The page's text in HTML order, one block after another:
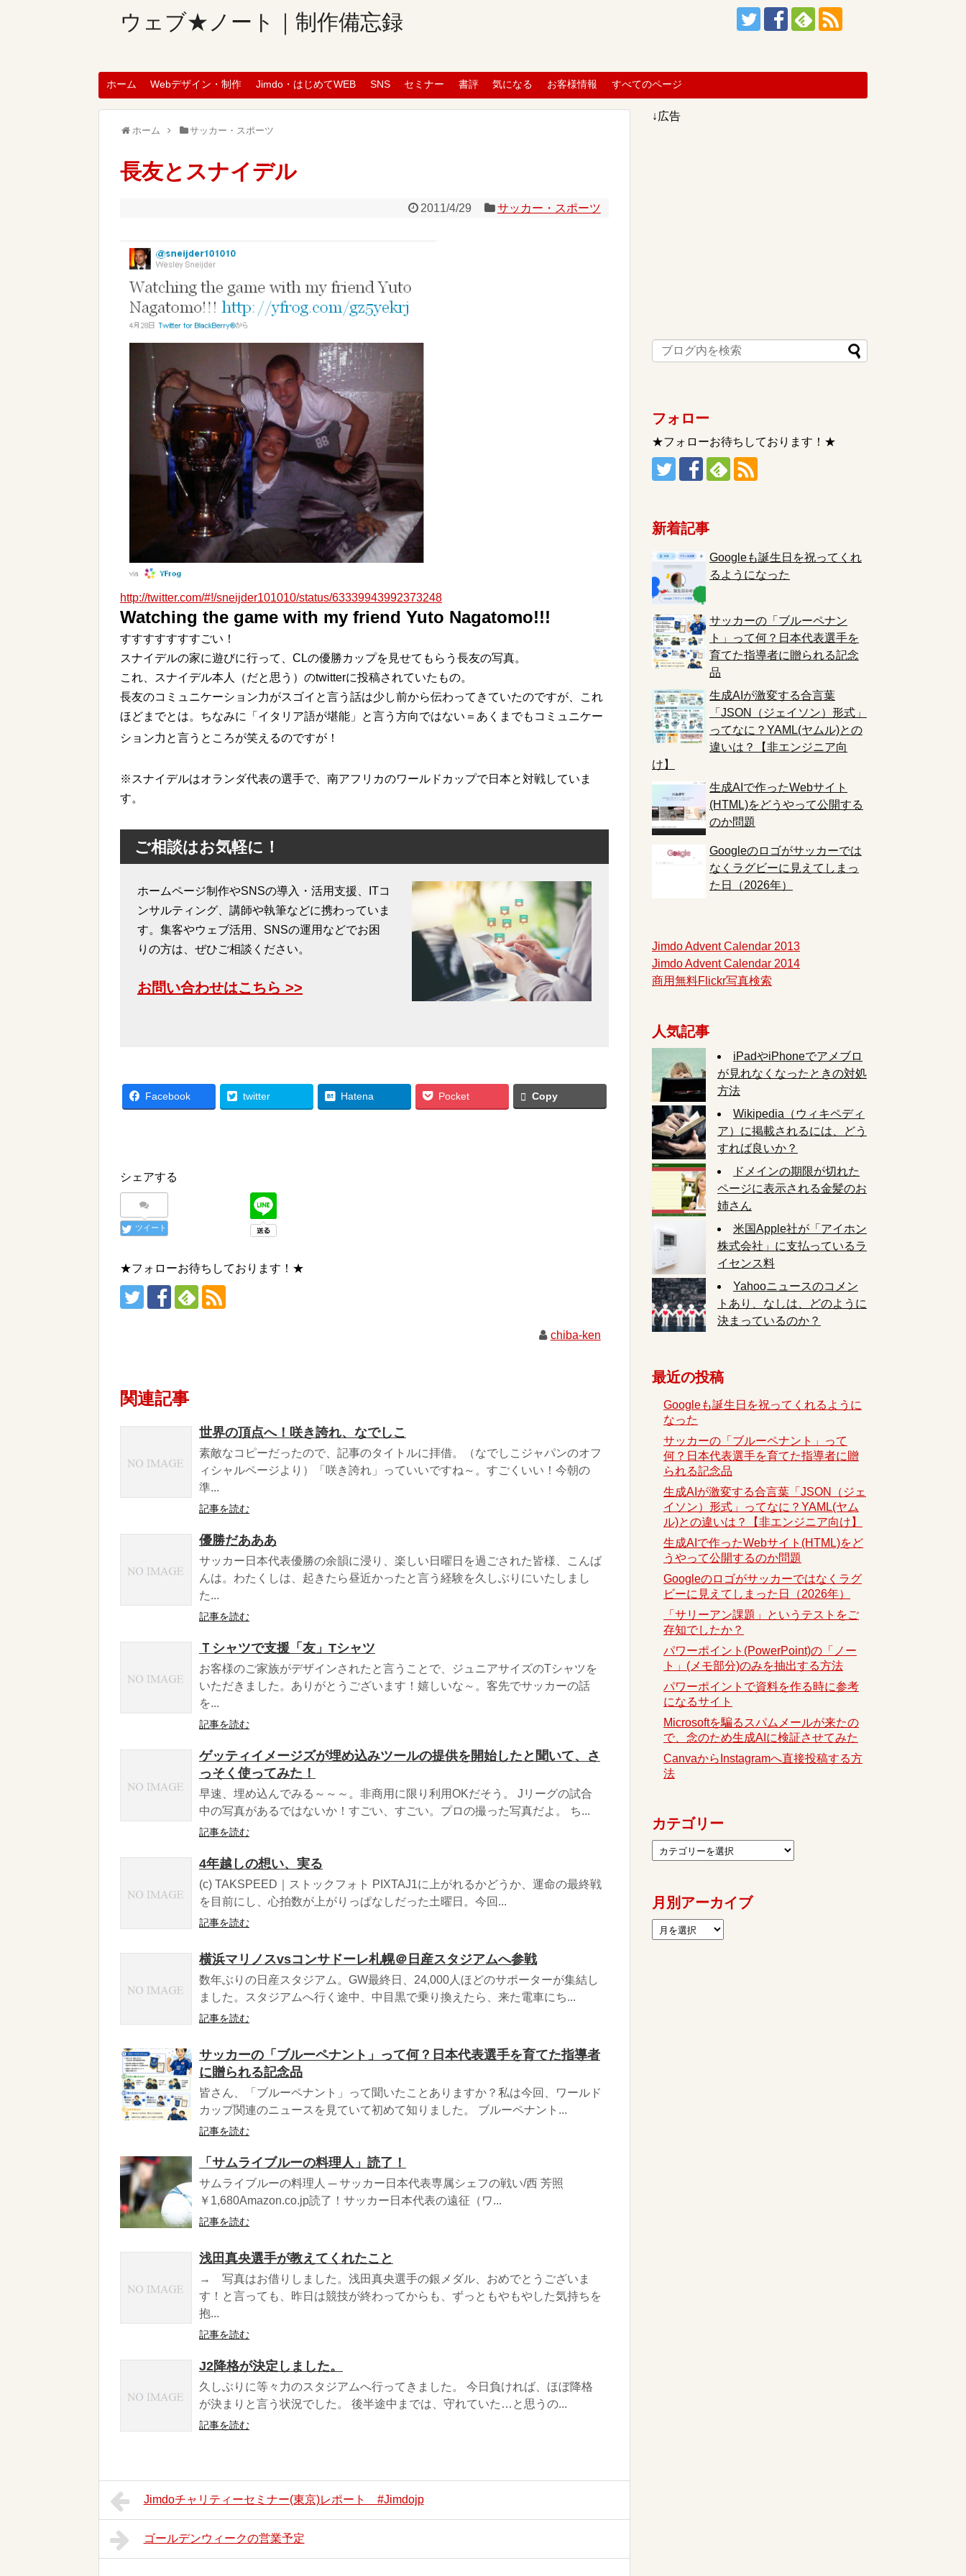
ウェブ★ノート｜制作備忘録
ホーム Webデザイン・制作 Jimdo・はじめてWEB SNS セミナー 書評 気になる お客様情報 すべてのページ
ホーム サッカー・スポーツ
長友とスナイデル
2011/4/29 サッカー・スポーツ
http://twitter.com/#!/sneijder101010/status/63339943992373248
Watching the game with my friend Yuto Nagatomo!!!
すすすすすすすごい！
スナイデルの家に遊びに行って、CLの優勝カップを見せてもらう長友の写真。
これ、スナイデル本人（だと思う）のtwitterに投稿されていたもの。
長友のコミュニケーション力がスゴイと言う話は少し前から伝わってきていたのですが、これ
ほどまでとは。ちなみに「イタリア語が堪能」と言う方向ではない＝あくまでもコミュニケー
ション力と言うところが笑えるのですが！
※スナイデルはオランダ代表の選手で、南アフリカのワールドカップで日本と対戦していま
す。
ご相談はお気軽に！
ホームページ制作やSNSの導入・活用支援、ITコ
ンサルティング、講師や執筆などに携わっていま
す。集客やウェブ活用、SNSの運用などでお困
りの方は、ぜひご相談ください。
お問い合わせはこちら >>
Facebook twitter Hatena Pocket Copy
シェアする
ツイート
★フォローお待ちしております！★
chiba-ken
関連記事
世界の頂点へ！咲き誇れ、なでしこ
素敵なコピーだったので、記事のタイトルに拝借。（なでしこジャパンのオフ
ィシャルページより）「咲き誇れ」っていいですね～。すごくいい！今朝の
準...
記事を読む
優勝だあああ
サッカー日本代表優勝の余韻に浸り、楽しい日曜日を過ごされた皆様、こんば
んは。わたくしは、起きたら昼近かったと言う経験を久しぶりにいたしまし
た...
記事を読む
Ｔシャツで支援「友」Tシャツ
お客様のご家族がデザインされたと言うことで、ジュニアサイズのTシャツを
いただきました。ありがとうございます！嬉しいな～。客先でサッカーの話
を...
記事を読む
ゲッティイメージズが埋め込みツールの提供を開始したと聞いて、さ
っそく使ってみた！
早速、埋め込んでみる～～～。非商用に限り利用OKだそう。 Jリーグの試合
中の写真があるではないか！すごい、すごい。プロの撮った写真だよ。 ち...
記事を読む
4年越しの想い、実る
(c) TAKSPEED｜ストックフォト PIXTAJ1に上がれるかどうか、運命の最終戦
を目前にし、心拍数が上がりっぱなしだった土曜日。今回...
記事を読む
横浜マリノスvsコンサドーレ札幌＠日産スタジアムへ参戦
数年ぶりの日産スタジアム。GW最終日、24,000人ほどのサポーターが集結し
ました。スタジアムへ行く途中、中目黒で乗り換えたら、来た電車にち...
記事を読む
サッカーの「ブルーペナント」って何？日本代表選手を育てた指導者
に贈られる記念品
皆さん、「ブルーペナント」って聞いたことありますか？私は今回、ワールド
カップ関連のニュースを見ていて初めて知りました。 ブルーペナント...
記事を読む
「サムライブルーの料理人」読了！
サムライブルーの料理人 ─ サッカー日本代表専属シェフの戦い/西 芳照
￥1,680Amazon.co.jp読了！サッカー日本代表の遠征（ワ...
記事を読む
浅田真央選手が教えてくれたこと
→ 写真はお借りしました。浅田真央選手の銀メダル、おめでとうございま
す！と言っても、昨日は競技が終わってからも、ずっともやもやした気持ちを
抱...
記事を読む
J2降格が決定しました。
久しぶりに等々力のスタジアムへ行ってきました。 今日負ければ、ほぼ降格
が決まりと言う状況でした。 後半途中までは、守れていた…と思うの...
記事を読む
Jimdoチャリティーセミナー(東京)レポート #Jimdojp
ゴールデンウィークの営業予定
↓広告
フォロー
★フォローお待ちしております！★
新着記事
Googleも誕生日を祝ってくれ
るようになった
サッカーの「ブルーペナン
ト」って何？日本代表選手を
育てた指導者に贈られる記念
品
生成AIが激変する合言葉
「JSON（ジェイソン）形式」
ってなに？YAML(ヤムル)との
違いは？【非エンジニア向
け】
生成AIで作ったWebサイト
(HTML)をどうやって公開する
のか問題
Googleのロゴがサッカーでは
なくラグビーに見えてしまっ
た日（2026年）
Jimdo Advent Calendar 2013
Jimdo Advent Calendar 2014
商用無料Flickr写真検索
人気記事
iPadやiPhoneでアメブロ
が見れなくなったときの対処
方法
Wikipedia（ウィキペディ
ア）に掲載されるには、どう
すれば良いか？
ドメインの期限が切れた
ページに表示される金髪のお
姉さん
米国Apple社が「アイホン
株式会社」に支払っているラ
イセンス料
Yahooニュースのコメン
トあり、なしは、どのように
決まっているのか？
最近の投稿
Googleも誕生日を祝ってくれるように
なった
サッカーの「ブルーペナント」って
何？日本代表選手を育てた指導者に贈
られる記念品
生成AIが激変する合言葉「JSON（ジェ
イソン）形式」ってなに？YAML(ヤム
ル)との違いは？【非エンジニア向け】
生成AIで作ったWebサイト(HTML)をど
うやって公開するのか問題
Googleのロゴがサッカーではなくラグ
ビーに見えてしまった日（2026年）
「サリーアン課題」というテストをご
存知でしたか？
パワーポイント(PowerPoint)の「ノー
ト」(メモ部分)のみを抽出する方法
パワーポイントで資料を作る時に参考
になるサイト
Microsoftを騙るスパムメールが来たの
で、念のため生成AIに検証させてみた
CanvaからInstagramへ直接投稿する方
法
カテゴリー
月別アーカイブ